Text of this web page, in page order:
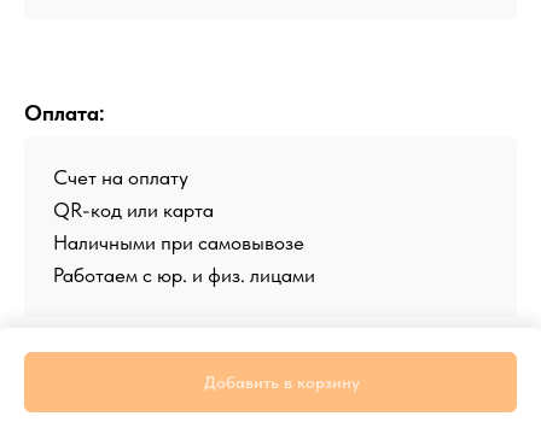
Добавить в корзину
Оплата:
Счет на оплату
QR-код или карта
Наличными при самовывозе
Работаем с юр. и физ. лицами